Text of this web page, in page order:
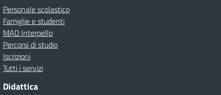
Personale scolastico
Famiglie e studenti
MAD Interpello
Percorsi di studio
Iscrizioni
Tutti i servizi
Didattica